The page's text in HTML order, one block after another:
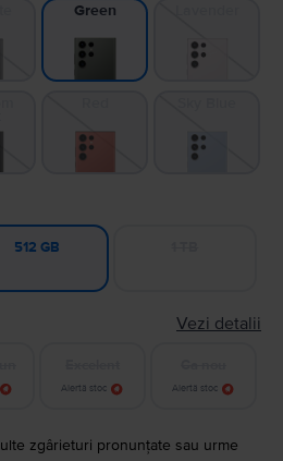
Green
512 GB
Vezi detalii
Alertă stoc Alertă stoc
zgârieturi pronunțate sau urme